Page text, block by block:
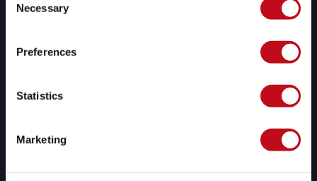
Selection
Necessary
Preferences
Statistics
Marketing
especialistas